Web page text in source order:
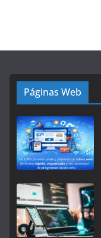
Páginas Web